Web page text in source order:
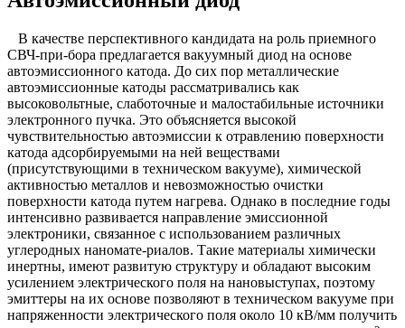
В качестве перспективного кандидата на роль приемного
СВЧ-при-бора предлагается вакуумный диод на основе
автоэмиссионного катода. До сих пор металлические
автоэмиссионные катоды рассматривались как
высоковольтные, слаботочные и малостабильные источники
электронного пучка. Это объясняется высокой
чувствительностью автоэмиссии к отравлению поверхности
катода адсорбируемыми на ней веществами
(присутствующими в техническом вакууме), химической
активностью металлов и невозможностью очистки
поверхности катода путем нагрева. Однако в последние годы
интенсивно развивается направление эмиссионной
электроники, связанное с использованием различных
углеродных наномате-риалов. Такие материалы химически
инертны, имеют развитую структуру и обладают высоким
усилением электрического поля на нановыступах, поэтому
эмиттеры на их основе позволяют в техническом вакууме при
напряженности электрического поля около 10 кВ/мм получить